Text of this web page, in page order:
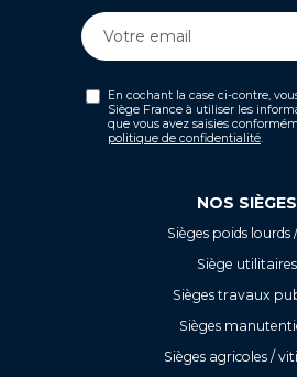
En cochant la case ci-contre,
Siège France à utiliser les
que vous avez saisies
politique de confidentialité
NOS SIÈGES
Sièges poids lourds
Siège utilitaires
Sièges travaux
Sièges
Sièges agricoles /